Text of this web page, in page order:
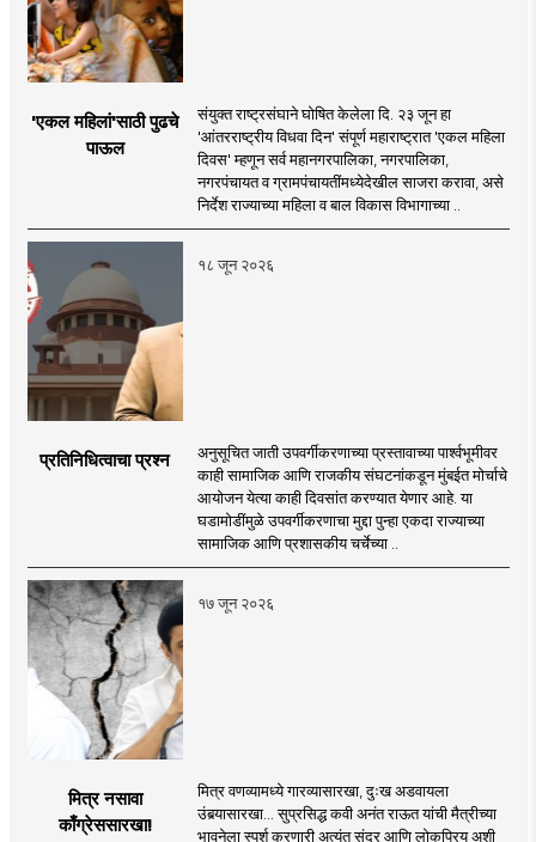
'एकल महिलां'साठी पुढचे
पाऊल
संयुक्त राष्ट्रसंघाने घोषित केलेला दि. २३ जून हा
'आंतरराष्ट्रीय विधवा दिन' संपूर्ण महाराष्ट्रात 'एकल महिला
दिवस' म्हणून सर्व महानगरपालिका, नगरपालिका,
नगरपंचायत व ग्रामपंचायतींमध्येदेखील साजरा करावा, असे
निर्देश राज्याच्या महिला व बाल विकास विभागाच्या ..
१८ जून २०२६
प्रतिनिधित्वाचा प्रश्न
अनुसूचित जाती उपवर्गीकरणाच्या प्रस्तावाच्या पार्श्वभूमीवर
काही सामाजिक आणि राजकीय संघटनांकडून मुंबईत मोर्चाचे
आयोजन येत्या काही दिवसांत करण्यात येणार आहे. या
घडामोडींमुळे उपवर्गीकरणाचा मुद्दा पुन्हा एकदा राज्याच्या
सामाजिक आणि प्रशासकीय चर्चेच्या ..
१७ जून २०२६
मित्र नसावा
काँग्रेससारखा!
मित्र वणव्यामध्ये गारव्यासारखा, दुःख अडवायला
उंबर्‍यासारखा... सुप्रसिद्ध कवी अनंत राऊत यांची मैत्रीच्या
भावनेला स्पर्श करणारी अत्यंत सुंदर आणि लोकप्रिय अशी